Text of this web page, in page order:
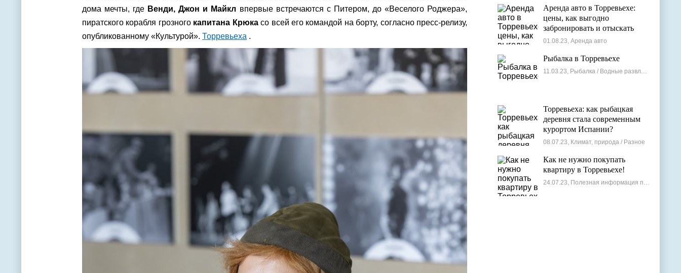
дома мечты, где Венди, Джон и Майкл впервые встречаются с Питером, до «Веселого Роджера»,
пиратского корабля грозного капитана Крюкасо всей его командой на борту, согласно пресс-релизу,
опубликованному «Культурой». Торревьеха .
Аренда авто в Торревьехе:
цены, как выгодно
забронировать и отыскать
лучшие варианты
01.08.23, Аренда авто
Рыбалка в Торревьехе
11.03.23, Рыбалка / Водные развлечения
Торревьеха: как рыбацкая
деревня стала современным
курортом Испании?
08.07.23, Климат, природа / Разное
Как не нужно покупать
квартиру в Торревьехе!
24.07.23, Полезная информация по недвижимости